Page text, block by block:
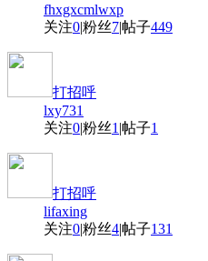
fhxgxcmlwxp
关注0|粉丝7|帖子449
打招呼
lxy731
关注0|粉丝1 |帖子1
打招呼
lifaxing
关注0|粉丝4|帖子131